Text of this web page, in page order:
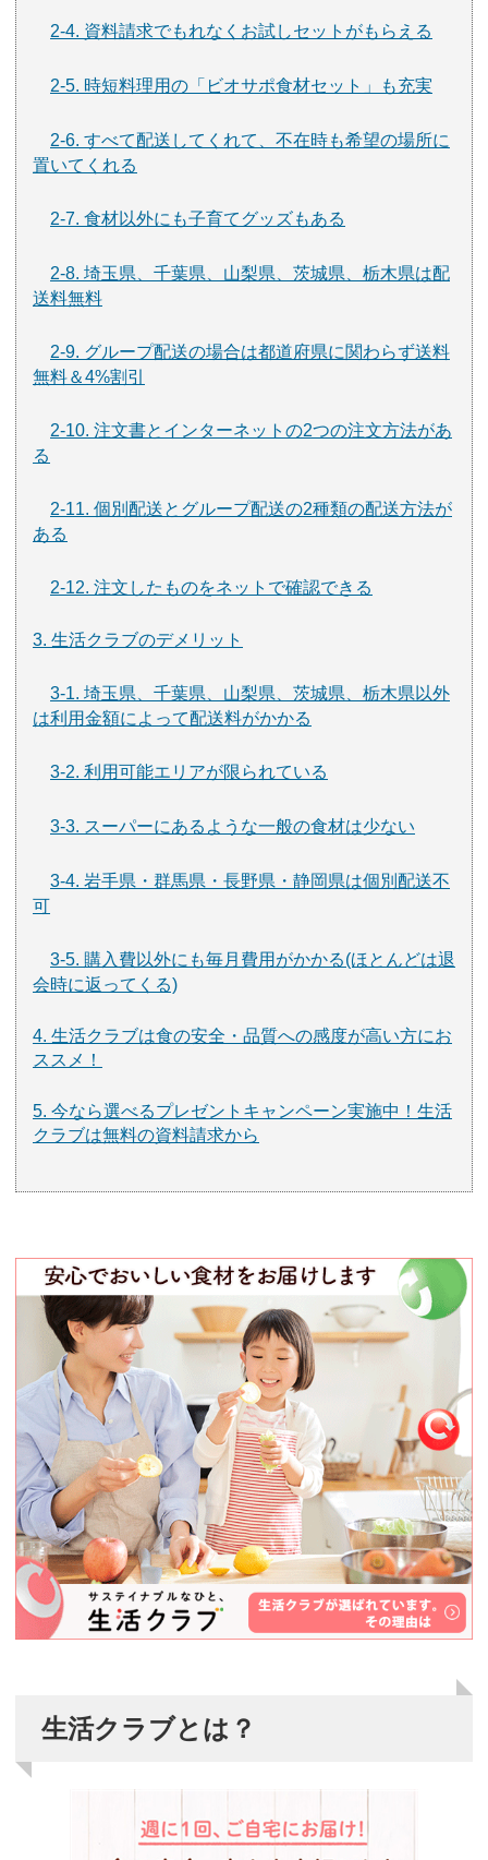
2-4. 資料請求でもれなくお試しセットがもらえる
2-5. 時短料理用の「ビオサポ食材セット」も充実
2-6. すべて配送してくれて、不在時も希望の場所に
置いてくれる
2-7. 食材以外にも子育てグッズもある
2-8. 埼玉県、千葉県、山梨県、茨城県、栃木県は配
送料無料
2-9. グループ配送の場合は都道府県に関わらず送料
無料＆4%割引
2-10. 注文書とインターネットの2つの注文方法があ
る
2-11. 個別配送とグループ配送の2種類の配送方法が
ある
2-12. 注文したものをネットで確認できる
3. 生活クラブのデメリット
3-1. 埼玉県、千葉県、山梨県、茨城県、栃木県以外
は利用金額によって配送料がかかる
3-2. 利用可能エリアが限られている
3-3. スーパーにあるような一般の食材は少ない
3-4. 岩手県・群馬県・長野県・静岡県は個別配送不
可
3-5. 購入費以外にも毎月費用がかかる(ほとんどは退
会時に返ってくる)
4. 生活クラブは食の安全・品質への感度が高い方にお
ススメ！
5. 今なら選べるプレゼントキャンペーン実施中！生活
クラブは無料の資料請求から
生活クラブとは？